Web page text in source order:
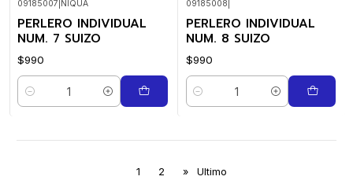
09185007 NIQUA
PERLERO INDIVIDUAL
NUM. 7 SUIZO
$990
Quantidade
09185008
PERLERO INDIVIDUAL
NUM. 8 SUIZO
$990
Quantidade
1 2 » Ultimo